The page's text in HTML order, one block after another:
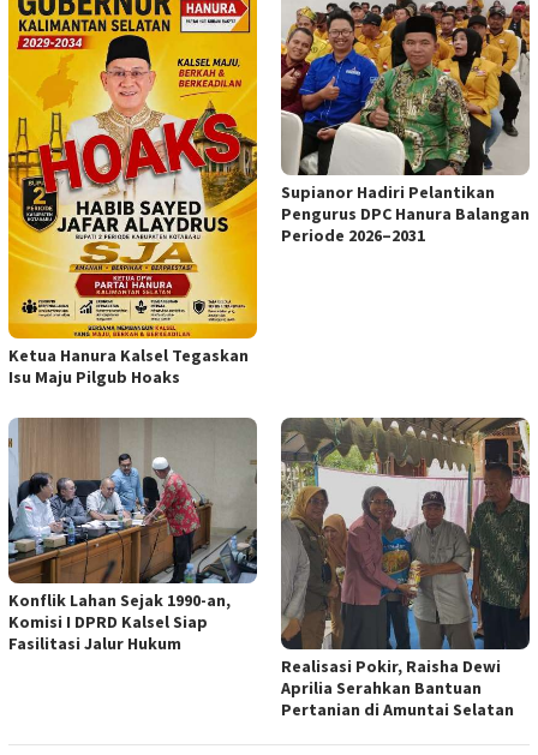
Ketua Hanura Kalsel Tegaskan
Isu Maju Pilgub Hoaks
Supianor Hadiri Pelantikan
Pengurus DPC Hanura Balangan
Periode 2026–2031
Konflik Lahan Sejak 1990-an,
Komisi I DPRD Kalsel Siap
Fasilitasi Jalur Hukum
Realisasi Pokir, Raisha Dewi
Aprilia Serahkan Bantuan
Pertanian di Amuntai Selatan